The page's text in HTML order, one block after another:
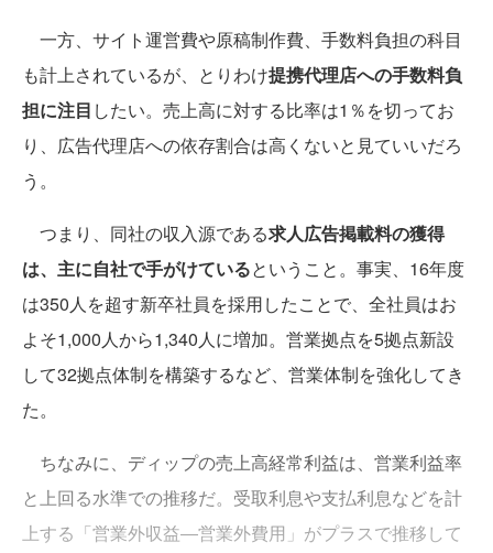
一方、サイト運営費や原稿制作費、手数料負担の科目
も計上されているが、とりわけ提携代理店への手数料負
担に注目 したい。売上高に対する比率は1％を切ってお
り、広告代理店への依存割合は高くないと見ていいだろ
う。
つまり、同社の収入源である求人広告掲載料の獲得
は、主に自社で手がけているということ。事実、16年度
は350人を超す新卒社員を採用したことで、全社員はお
よそ1,000人から1,340人に増加。営業拠点を5拠点新設
して32拠点体制を構築するなど、営業体制を強化してき
た。
ちなみに、ディップの売上高経常利益は、営業利益率
と上回る水準での推移だ。受取利息や支払利息などを計
上する「営業外収益―営業外費用」がプラスで推移して